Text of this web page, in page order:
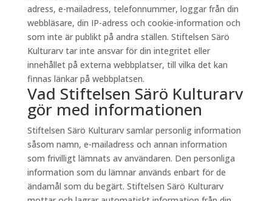
adress, e-mailadress, telefonnummer, loggar från din
webbläsare, din IP-adress och cookie-information och
som inte är publikt på andra ställen. Stiftelsen Särö
Kulturarv tar inte ansvar för din integritet eller
innehållet på externa webbplatser, till vilka det kan
finnas länkar på webbplatsen.
Vad Stiftelsen Särö Kulturarv
gör med informationen
Stiftelsen Särö Kulturarv samlar personlig information
såsom namn, e-mailadress och annan information
som frivilligt lämnats av användaren. Den personliga
information som du lämnar används enbart för de
ändamål som du begärt. Stiftelsen Särö Kulturarv